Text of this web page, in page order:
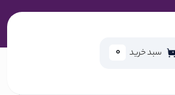
سبد خرید 0